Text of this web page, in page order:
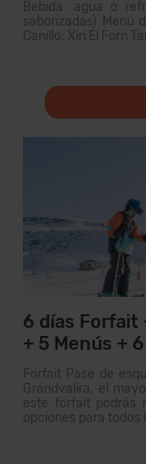
Bebida: agua o
saborizadas) Menú
Canillo: Xiri El Forn
6 días Forfait
+ 5 Menús +
Forfait Pase de
Grandvalira, el
este forfait podrás
opciones para todos